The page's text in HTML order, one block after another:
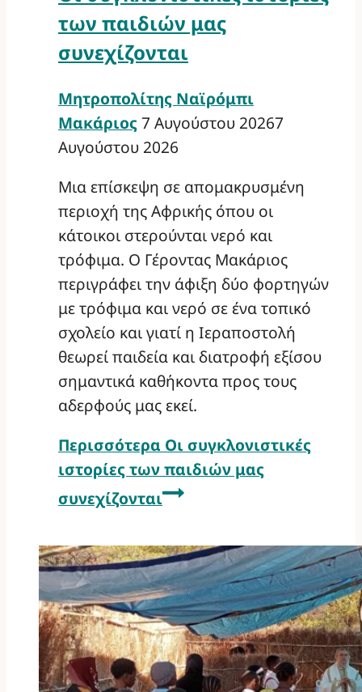
των παιδιών μας
συνεχίζονται
Μητροπολίτης Ναϊρόμπι
Μακάριος 7 Αυγούστου 20267
Αυγούστου 2026
Μια επίσκεψη σε απομακρυσμένη
περιοχή της Αφρικής όπου οι
κάτοικοι στερούνται νερό και
τρόφιμα. Ο Γέροντας Μακάριος
περιγράφει την άφιξη δύο φορτηγών
με τρόφιμα και νερό σε ένα τοπικό
σχολείο και γιατί η Ιεραποστολή
θεωρεί παιδεία και διατροφή εξίσου
σημαντικά καθήκοντα προς τους
αδερφούς μας εκεί.
Περισσότερα Οι συγκλονιστικές
ιστορίες των παιδιών μας
συνεχίζονται